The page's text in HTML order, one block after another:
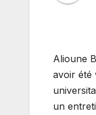
Alioune
avoir été
un